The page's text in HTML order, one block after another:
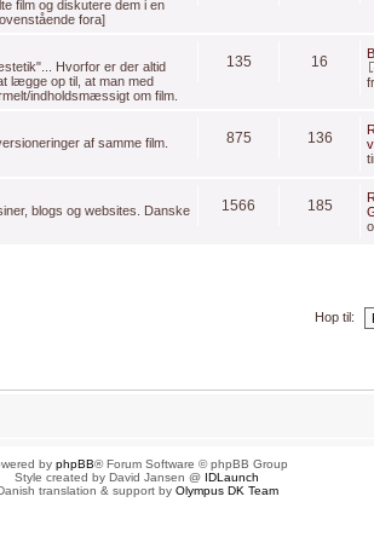
film og diskutere dem i en
fora]
Hvorfor er der altid
lægge op til, at man med
indholdsmæssigt om film.
135 16
af samme film. 875 136
blogs og websites. Danske
1566 185
Hop til:
by phpBB® Forum Software © phpBB Group
Style created by David Jansen @ IDLaunch
translation & support by Olympus DK Team